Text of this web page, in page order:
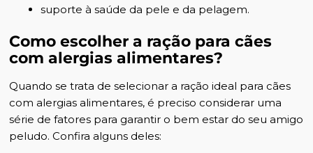
suporte à saúde da pele e da pelagem.
Como escolher a ração para cães
com alergias alimentares?
Quando se trata de selecionar a ração ideal para cães
com alergias alimentares, é preciso considerar uma
série de fatores para garantir o bem estar do seu amigo
peludo. Confira alguns deles: